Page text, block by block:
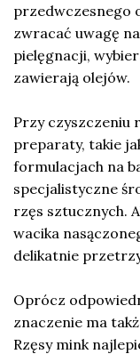
przedwczesnego
zwracać uwagę
pielęgnacji,
zawierają olejów.
Przy czyszczeniu
preparaty, takie
formulacjach na
specjalistyczne
rzęs sztucznych.
wacika
delikatnie
Oprócz
znaczenie ma
Rzęsy mink